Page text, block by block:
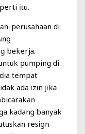
itu.
perusahaan di
bekerja.
pumping di
tempat
ada izin jika
kadang banyak
resign